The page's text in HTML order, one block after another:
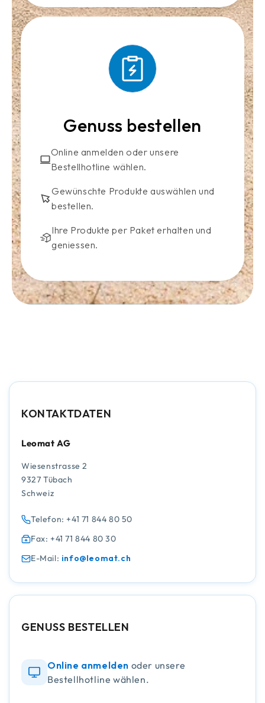
Genuss bestellen
Online anmelden oder unsere
Bestellhotline wählen.
Gewünschte Produkte auswählen und
bestellen.
Ihre Produkte per Paket erhalten und
geniessen.
KONTAKTDATEN
Leomat AG
Wiesenstrasse 2
9327 Tübach
Schweiz
Telefon: +41 71 844 80 50
Fax: +41 71 844 80 30
E-Mail: info@leomat.ch
GENUSS BESTELLEN
Online anmelden oder unsere
Bestellhotline wählen.